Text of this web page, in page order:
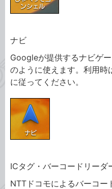
ナビ
Googleが提供するナビゲ
のように使えます。利用時
に従ってください。
ICタグ・バーコードリーダ
NTTドコモによるバーコー